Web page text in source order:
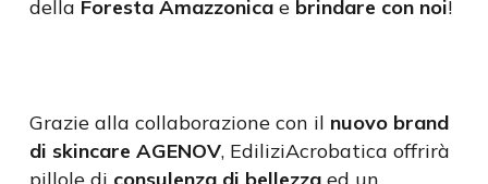
della Foresta Amazzonicae brindare con noi!
Grazie alla collaborazione con il nuovo brand
di skincare AGENOV, EdiliziAcrobatica offrirà
pillole di consulenza di bellezzaed un